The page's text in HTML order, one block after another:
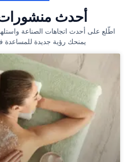
أحدث منشورات
اطّلع على أحدث اتجاهات الصناعة
يمنحك رؤية جديدة للمساعدة